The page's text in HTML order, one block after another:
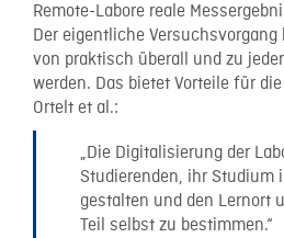
Remote-Labore reale
Der eigentliche
von praktisch überall und zu
werden. Das bietet Vorteile für
Ortelt et al.:
„Die Digitalisierung der
Studierenden, ihr Studium
gestalten und den Lernort
Teil selbst zu bestimmen.“